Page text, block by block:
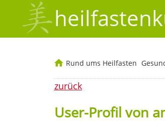
Rund ums Heilfasten
zurück
User-Profil von